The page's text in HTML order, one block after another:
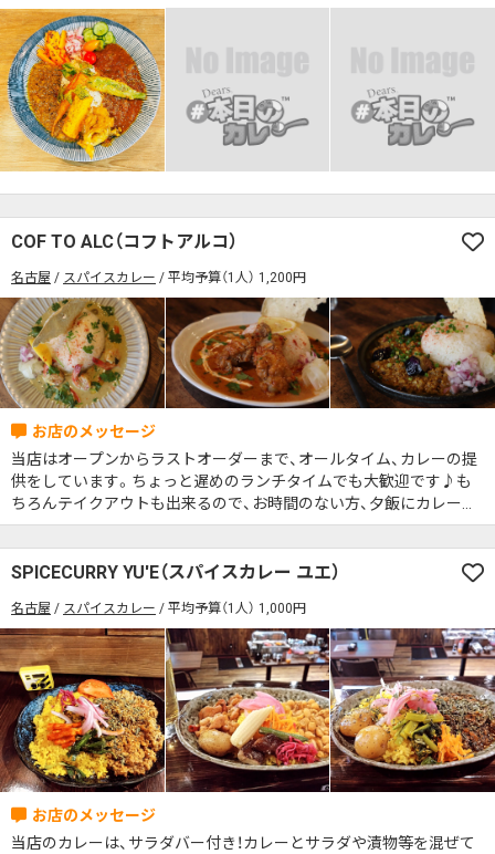
COF TO ALC（コフトアルコ）
名古屋 スパイスカレー 平均予算（1人） 1,200円
当店はオープンからラストオーダーまで、オールタイム、カレーの提
供をしています。ちょっと遅めのランチタイムでも大歓迎です♪も
ちろんテイクアウトも出来るので、お時間のない方、夕飯にカレーを
添えたい方、いつでもご利用ください。
SPICECURRY YU'E（スパイスカレー ユエ）
名古屋 スパイスカレー 平均予算（1人） 1,000円
当店のカレーは、サラダバー付き！カレーとサラダや漬物等を混ぜて